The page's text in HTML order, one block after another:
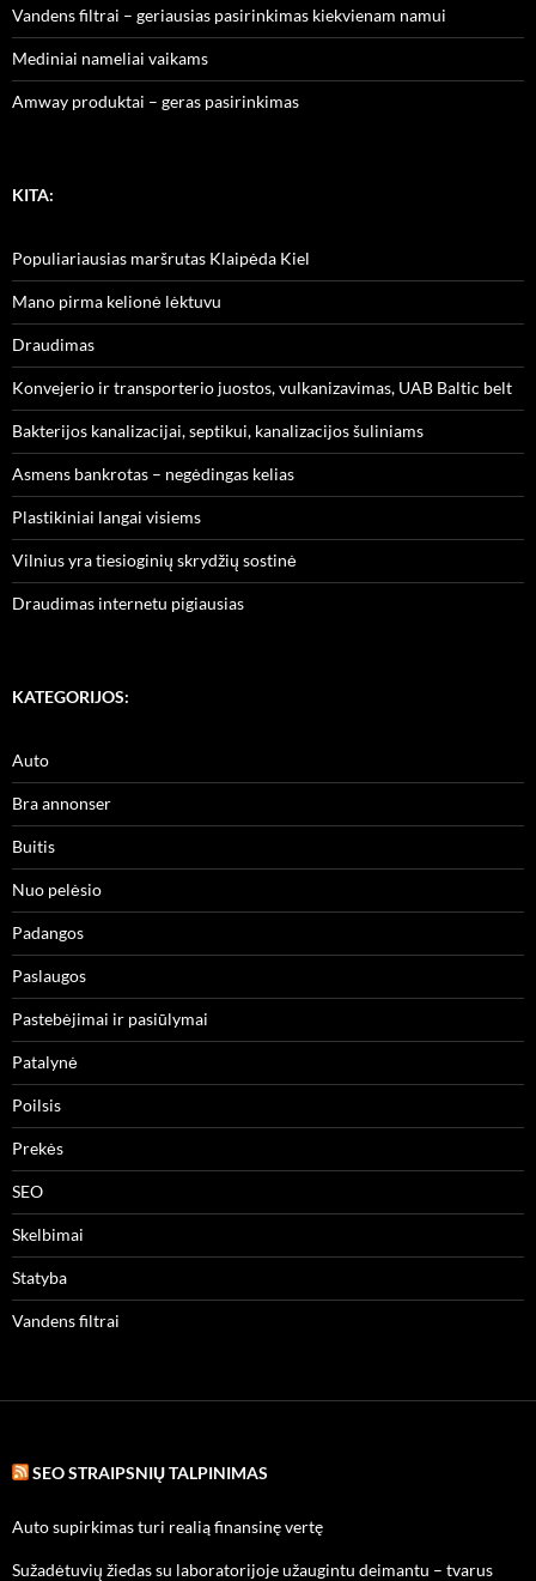
Vandens filtrai – geriausias pasirinkimas kiekvienam namui
Mediniai nameliai vaikams
Amway produktai – geras pasirinkimas
KITA:
Populiariausias maršrutas Klaipėda Kiel
Mano pirma kelionė lėktuvu
Draudimas
Konvejerio ir transporterio juostos, vulkanizavimas, UAB Baltic belt
Bakterijos kanalizacijai, septikui, kanalizacijos šuliniams
Asmens bankrotas – negėdingas kelias
Plastikiniai langai visiems
Vilnius yra tiesioginių skrydžių sostinė
Draudimas internetu pigiausias
KATEGORIJOS:
Auto
Bra annonser
Buitis
Nuo pelėsio
Padangos
Paslaugos
Pastebėjimai ir pasiūlymai
Patalynė
Poilsis
Prekės
SEO
Skelbimai
Statyba
Vandens filtrai
SEO STRAIPSNIŲ TALPINIMAS
Auto supirkimas turi realią finansinę vertę
Sužadėtuvių žiedas su laboratorijoje užaugintu deimantu – tvarus